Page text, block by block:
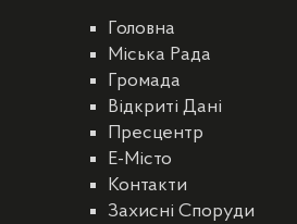
Головна
Міська Рада
Громада
Відкриті Дані
Пресцентр
E-Місто
Контакти
Захисні Споруди